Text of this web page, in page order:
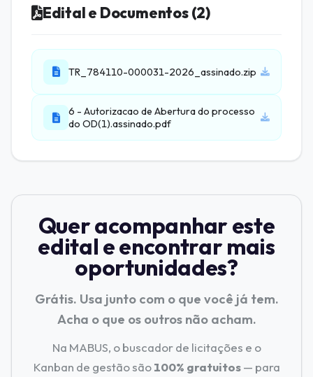
Edital e Documentos (2)
TR_784110-000031-2026_assinado.zip
6 - Autorizacao de Abertura do processo
do OD(1).assinado.pdf
Quer acompanhar este
edital e encontrar mais
oportunidades?
Grátis. Usa junto com o que você já tem.
Acha o que os outros não acham.
Na MABUS, o buscador de licitações e o
Kanban de gestão são100% gratuitos— para